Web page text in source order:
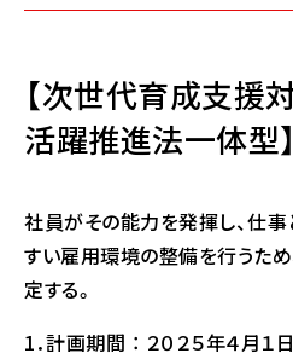
【次世代育成支援
活躍推進法一体型】
社員がその能力を発揮し、仕
すい雇用環境の整備を行うた
定する。
1．計画期間 ： ２０２５年４月１